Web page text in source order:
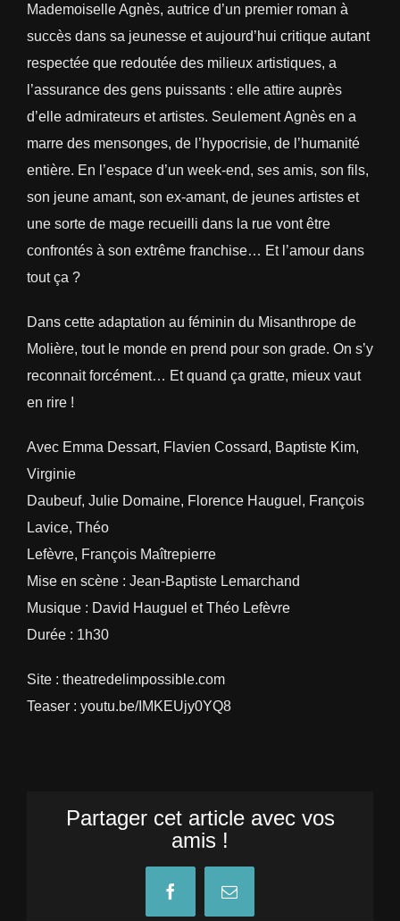
Mademoiselle Agnès, autrice d’un premier roman à
succès dans sa jeunesse et aujourd’hui critique autant
respectée que redoutée des milieux artistiques, a
l’assurance des gens puissants : elle attire auprès
d’elle admirateurs et artistes. Seulement Agnès en a
marre des mensonges, de l’hypocrisie, de l’humanité
entière. En l’espace d’un week-end, ses amis, son fils,
son jeune amant, son ex-amant, de jeunes artistes et
une sorte de mage recueilli dans la rue vont être
confrontés à son extrême franchise… Et l’amour dans
tout ça ?
Dans cette adaptation au féminin du Misanthrope de
Molière, tout le monde en prend pour son grade. On s’y
reconnait forcément… Et quand ça gratte, mieux vaut
en rire !
Avec Emma Dessart, Flavien Cossard, Baptiste Kim,
Virginie
Daubeuf, Julie Domaine, Florence Hauguel, François
Lavice, Théo
Lefèvre, François Maîtrepierre
Mise en scène : Jean-Baptiste Lemarchand
Musique : David Hauguel et Théo Lefèvre
Durée : 1h30
Site : theatredelimpossible.com
Teaser : youtu.be/IMKEUjy0YQ8
Partager cet article avec vos
amis !
FacebookEmail